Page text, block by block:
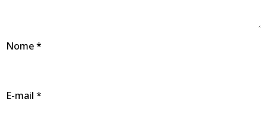
Nome*
E-mail *